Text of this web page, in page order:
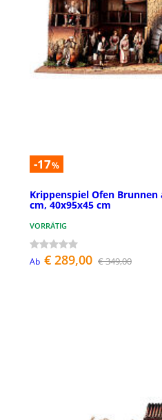
-17%
Krippenspiel Ofen
cm, 40x95x45 cm
VORRÄTIG
Ab € 289,00 € 349,00